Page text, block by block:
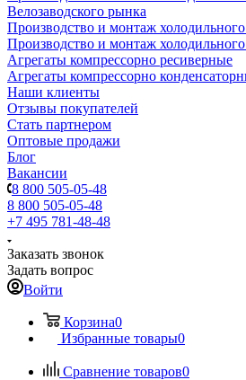
Велозаводского рынка
Производство и монтаж
Производство и монтаж
Агрегаты компрессорно ресиверные
Агрегаты компрессорно
Наши клиенты
Отзывы покупателей
Стать партнером
Оптовые продажи
Блог
Вакансии
8 800 505-05-48
8 800 505-05-48
+7 495 781-48-48
Заказать звонок
Задать вопрос
Войти
Корзина0
Избранные товары0
Сравнение товаров0